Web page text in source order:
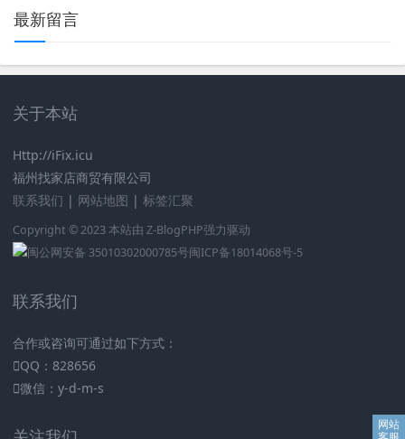
最新留言
关于本站
Http://iFix.icu
福州找家店商贸有限公司
联系我们 | 网站地图 | 标签汇聚
Copyright © 2023 本站由 Z-BlogPHP强力驱动
闽公网安备 35010302000785号闽ICP备18014068号-5
联系我们
合作或咨询可通过如下方式：
QQ：828656
微信：y-d-m-s